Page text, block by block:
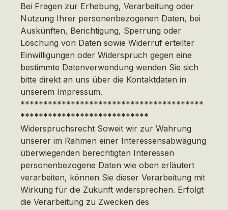
Bei Fragen zur Erhebung, Verarbeitung oder
Nutzung Ihrer personenbezogenen Daten, bei
Auskünften, Berichtigung, Sperrung oder
Löschung von Daten sowie Widerruf erteilter
Einwilligungen oder Widerspruch gegen eine
bestimmte Datenverwendung wenden Sie sich
bitte direkt an uns über die Kontaktdaten in
unserem Impressum.
****************************************
****************************
Widerspruchsrecht Soweit wir zur Wahrung
unserer im Rahmen einer Interessensabwägung
überwiegenden berechtigten Interessen
personenbezogene Daten wie oben erläutert
verarbeiten, können Sie dieser Verarbeitung mit
Wirkung für die Zukunft widersprechen. Erfolgt
die Verarbeitung zu Zwecken des